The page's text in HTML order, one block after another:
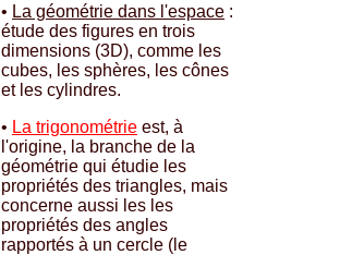
• La géométrie dans l'espace :
étude des figures en trois
dimensions (3D), comme les
cubes, les sphères, les cônes
et les cylindres.
• La trigonométrie est, à
l'origine, la branche de la
géométrie qui étudie les
propriétés des triangles, mais
concerne aussi les les
propriétés des angles
rapportés à un cercle (le